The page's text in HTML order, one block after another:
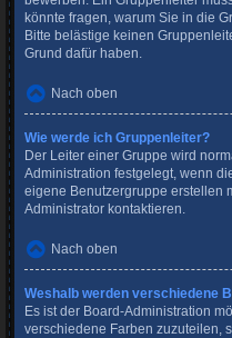
könnte fragen, warum Sie in die
Bitte belästige keinen
Grund dafür haben.
Nach oben
Wie werde ich Gruppenleiter?
Der Leiter einer Gruppe wird
Administration festgelegt, wenn
eigene Benutzergruppe erstellen
Administrator kontaktieren.
Nach oben
Weshalb werden verschiedene
Es ist der Board-Administration
verschiedene Farben zuzuteilen,